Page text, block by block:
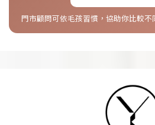
門市顧問可依毛孩習慣，協助你比較不